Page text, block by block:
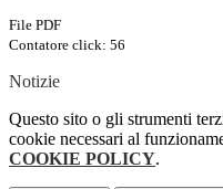
File PDF
Contatore click: 56
Notizie
Questo sito o gli strumenti
cookie necessari al
COOKIE POLICY.